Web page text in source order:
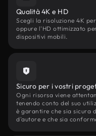
Qualità 4K e HD
Scegli la risoluzione 4K
oppure l'HD ottimizzato
dispositivi mobili.
Sicuro per i vostri
Ogni risorsa viene
tenendo conto del suo
è garantire che sia sicura
d'autore e che sia